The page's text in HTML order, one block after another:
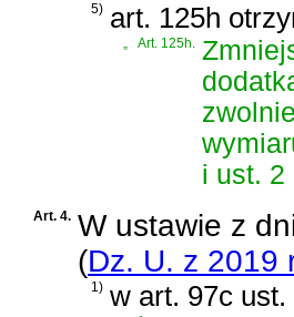
5) art. 125h
„ Art. 125h.
i ust. 2
Art. 4. W ustawie z
(Dz. U. z 2019
1) w art. 97c